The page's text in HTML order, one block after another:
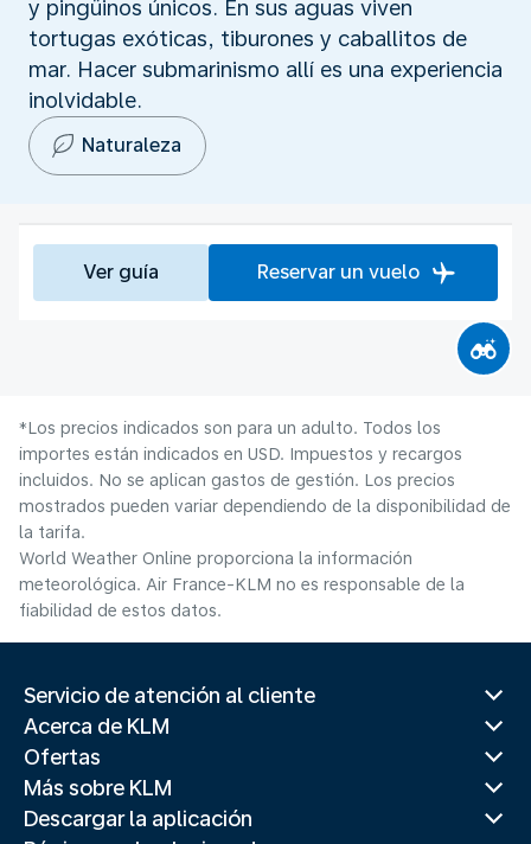
y pingüinos únicos. En sus aguas viven
tortugas exóticas, tiburones y caballitos de
mar. Hacer submarinismo allí es una experiencia
inolvidable.
Naturaleza
Ver guía Reservar un vuelo
*Los precios indicados son para un adulto. Todos los
importes están indicados en USD. Impuestos y recargos
incluidos. No se aplican gastos de gestión. Los precios
mostrados pueden variar dependiendo de la disponibilidad de
la tarifa.
World Weather Online proporciona la información
meteorológica. Air France-KLM no es responsable de la
fiabilidad de estos datos.
Servicio de atención al cliente
Acerca de KLM
Ofertas
Más sobre KLM
Descargar la aplicación